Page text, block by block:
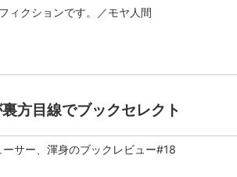
ィクションです。／モヤ人間
方目線でブックセレクト
サー、渾身のブックレビュー#18